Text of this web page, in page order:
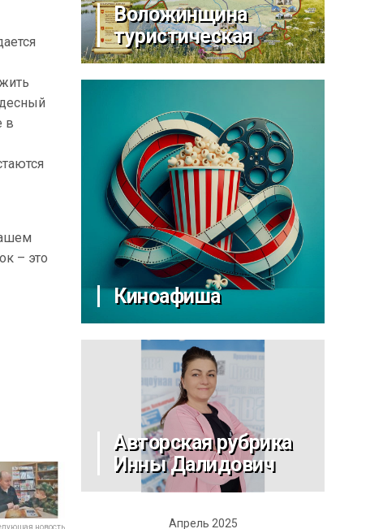
в
– это
новость
Воложинщина
туристическая
Киноафиша
Авторская рубрика
Инны Далидович
Апрель 2025